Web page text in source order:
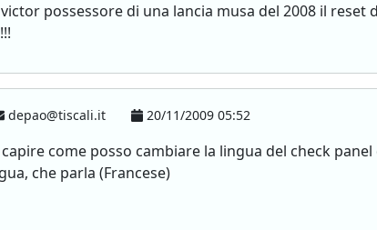
possessore di una lancia musa del 2008 il
depao@tiscali.it 20/11/2009 05:52
come posso cambiare la lingua del check
che parla (Francese)